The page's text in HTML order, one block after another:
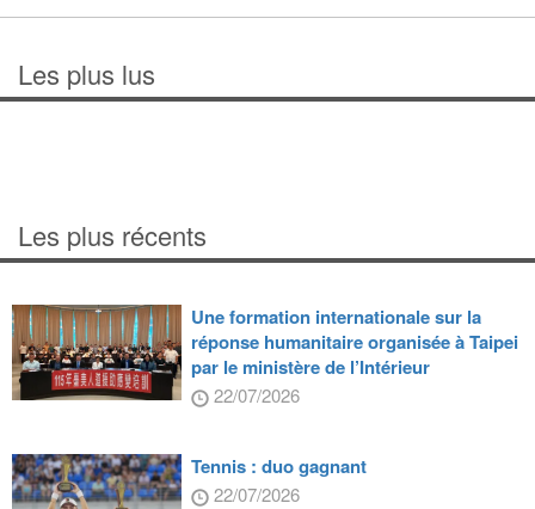
Les plus lus
Les plus récents
Une formation internationale sur la
réponse humanitaire organisée à Taipei
par le ministère de l’Intérieur
22/07/2026
Tennis : duo gagnant
22/07/2026